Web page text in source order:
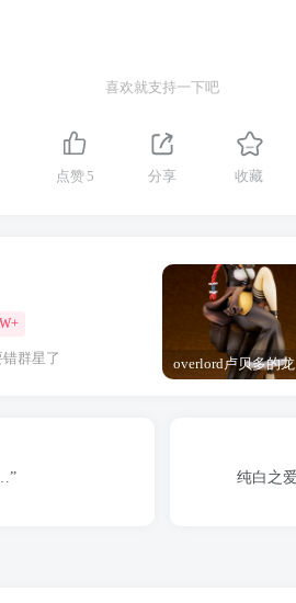
喜欢就支持一下吧
点赞 5 分享 收藏
群星了